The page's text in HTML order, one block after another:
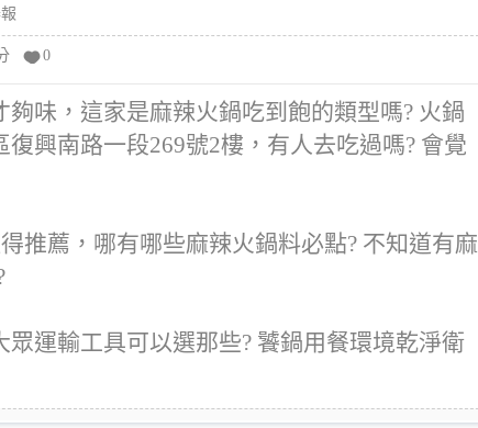
0
味，這家是麻辣火鍋吃到飽的類型嗎? 火鍋
興南路一段269號2樓，有人去吃過嗎? 會覺
推薦，哪有哪些麻辣火鍋料必點? 不知道有麻
運輸工具可以選那些? 饕鍋用餐環境乾淨衛